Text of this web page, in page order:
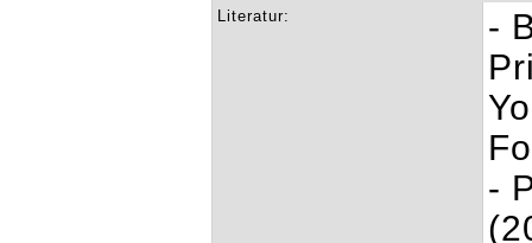
Literatur:
-
-